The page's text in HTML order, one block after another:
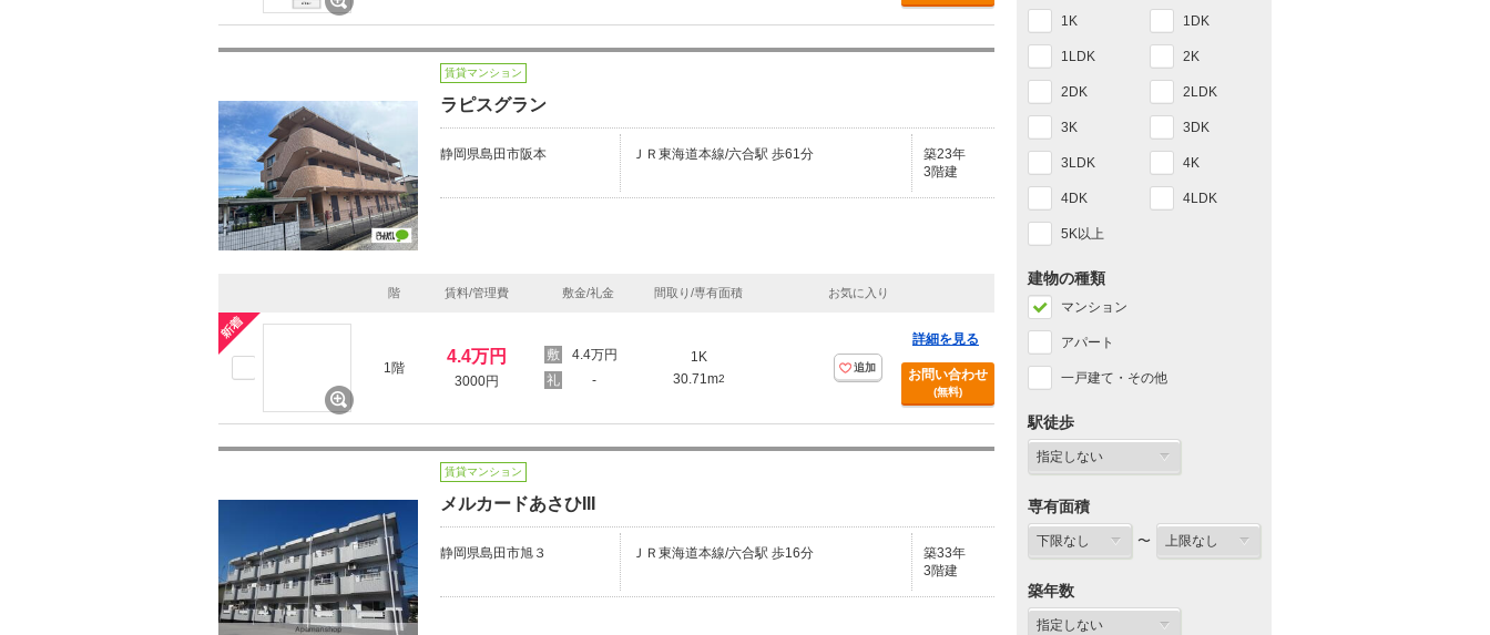
賃貸マンション
ラピスグラン
静岡県島田市阪本 ＪＲ東海道本線/六合駅 歩61分
築23年
3階建
階 賃料/管理費 敷金/礼金 間取り/専有面積 お気に入り
1階
4.4万円
3000円
4.4万円
-
1K
30.71m2
追加
詳細を見る
お問い合わせ
(無料)
賃貸マンション
メルカードあさひIII
静岡県島田市旭３ ＪＲ東海道本線/六合駅 歩16分
築33年
3階建
1K 1DK
1LDK 2K
2DK 2LDK
3K 3DK
3LDK 4K
4DK 4LDK
5K以上
建物の種類
マンション
アパート
一戸建て・その他
駅徒歩
専有面積
〜
築年数